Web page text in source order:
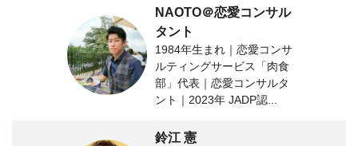
NAOTO＠恋愛コンサル
タント
1984年生まれ｜恋愛コンサ
ルティングサービス「肉食
部」代表｜恋愛コンサルタ
ント｜2023年 JADP認...
鈴江 憲